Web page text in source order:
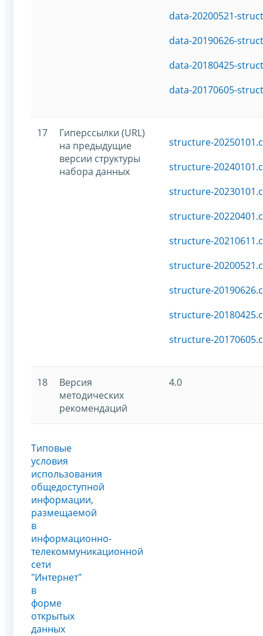
data-20200521-
data-20190626-
data-20180425-
data-20170605-
17
Гиперссылки (URL)
на предыдущие
версии структуры
набора данных
structure-
structure-
structure-
structure-
structure-
structure-
structure-
structure-
structure-
18
Версия
методических
рекомендаций
4.0
Типовые
условия
использования
общедоступной
информации,
размещаемой
в
информационно-
телекоммуникационной
сети
"Интернет"
в
форме
открытых
данных